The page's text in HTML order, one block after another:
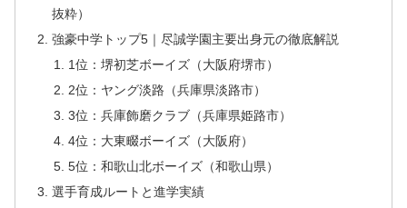
抜粋）
強豪中学トップ5｜尽誠学園主要出身元の徹底解説
1位：堺初芝ボーイズ（大阪府堺市）
2位：ヤング淡路（兵庫県淡路市）
3位：兵庫飾磨クラブ（兵庫県姫路市）
4位：大東畷ボーイズ（大阪府）
5位：和歌山北ボーイズ（和歌山県）
選手育成ルートと進学実績